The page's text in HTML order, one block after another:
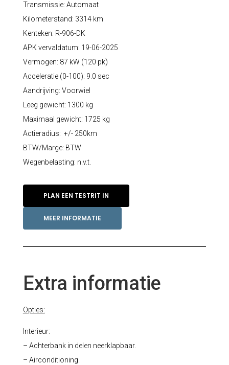
Transmissie: Automaat
Kilometerstand: 3314 km
Kenteken: R-906-DK
APK vervaldatum: 19-06-2025
Vermogen: 87 kW (120 pk)
Acceleratie (0-100): 9.0 sec
Aandrijving: Voorwiel
Leeg gewicht: 1300 kg
Maximaal gewicht: 1725 kg
Actieradius: +/- 250km
BTW/Marge: BTW
Wegenbelasting: n.v.t.
PLAN EEN TESTRIT IN
MEER INFORMATIE
Extra informatie
Opties:
Interieur:
– Achterbank in delen neerklapbaar.
– Airconditioning.